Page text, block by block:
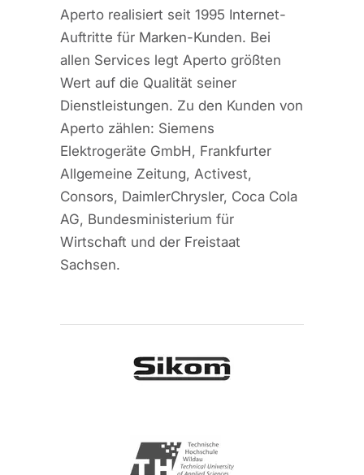
Aperto realisiert seit 1995 Internet-
Auftritte für Marken-Kunden. Bei
allen Services legt Aperto größten
Wert auf die Qualität seiner
Dienstleistungen. Zu den Kunden von
Aperto zählen: Siemens
Elektrogeräte GmbH, Frankfurter
Allgemeine Zeitung, Activest,
Consors, DaimlerChrysler, Coca Cola
AG, Bundesministerium für
Wirtschaft und der Freistaat
Sachsen.